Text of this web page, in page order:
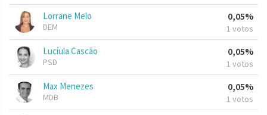
Lorrane Melo
DEM
0,05%
1 votos
Lucíula Cascão
PSD
0,05%
1 votos
Max Menezes
MDB
0,05%
1 votos